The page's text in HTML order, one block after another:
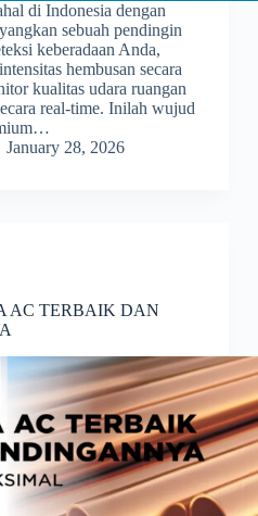
di Indonesia dengan
sebuah pendingin
keberadaan Anda,
hembusan secara
kualitas udara ruangan
real-time. Inilah wujud
January 28, 2026
AC TERBAIK DAN